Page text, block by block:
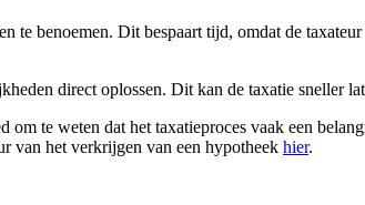
te benoemen. Dit bespaart tijd, omdat de
direct oplossen. Dit kan de taxatie sneller
te weten dat het taxatieproces vaak een
van het verkrijgen van een hypotheek hier.